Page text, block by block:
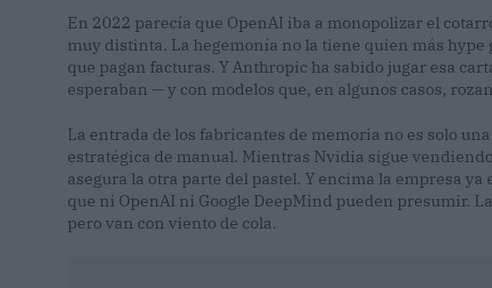
En 2022 parecía que OpenAI iba a monopolizar el
muy distinta. La hegemonía no la tiene quien más hype
que pagan facturas. Y Anthropic ha sabido jugar esa
esperaban — y con modelos que, en algunos casos,
La entrada de los fabricantes de memoria no es solo
estratégica de manual. Mientras Nvidia sigue
asegura la otra parte del pastel. Y encima la empresa
que ni OpenAI ni Google DeepMind pueden presumir.
pero van con viento de cola.